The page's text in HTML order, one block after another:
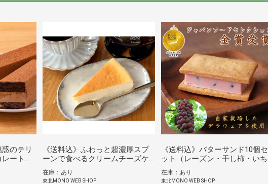
のテリ
ートな
《送料込》ふわっと超濃厚スプ
ーンで食べるクリームチーズケ
ーキ７ピース(チロル）
在庫：あり
東北MONO WEB SHOP
《送料込》バターサンド10個セ
ット（レーズン・干し柿・いち
ご）（漆山果樹園）
在庫：あり
東北MONO WEB SHOP